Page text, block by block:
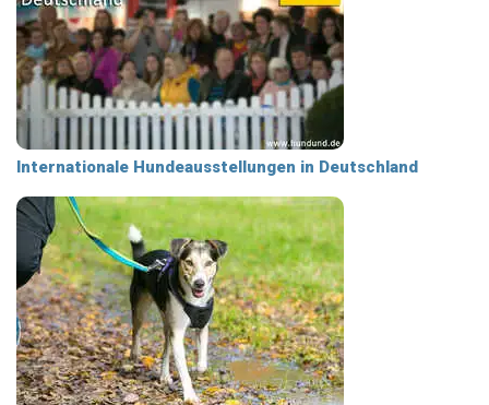
Internationale Hundeausstellungen in Deutschland